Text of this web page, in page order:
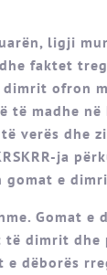
ligji
faktet
ofron
të madhe në
verës dhe
ja
gomat e
Gomat e
dimrit dhe
dëborës